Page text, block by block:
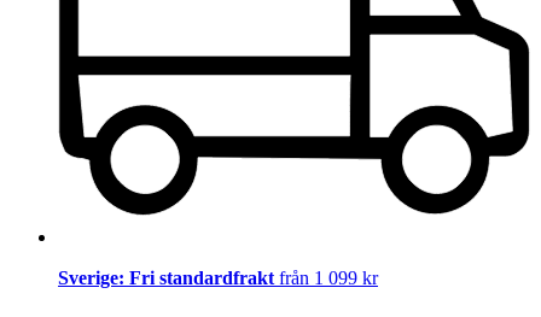
Sverige: Fri standardfrakt från 1 099 kr